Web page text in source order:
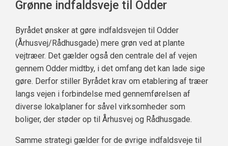
Grønne indfaldsveje til Odder
Byrådet ønsker at gøre indfaldsvejen til Odder
(Århusvej/Rådhusgade) mere grøn ved at plante
vejtræer. Det gælder også den centrale del af vejen
gennem Odder midtby, i det omfang det kan lade sige
gøre. Derfor stiller Byrådet krav om etablering af træer
langs vejen i forbindelse med gennemførelsen af
diverse lokalplaner for såvel virksomheder som
boliger, der støder op til Århusvej og Rådhusgade.
Samme strategi gælder for de øvrige indfaldsveje til